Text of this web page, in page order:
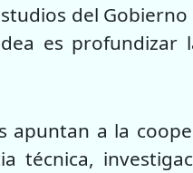
del
es profundizar
apuntan a la
técnica,